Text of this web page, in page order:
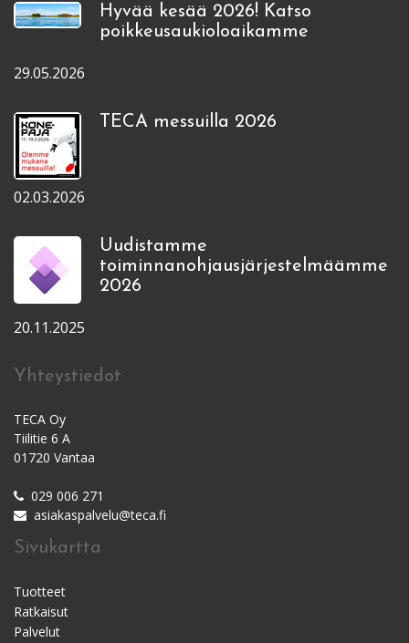
Hyvää kesää 2026! Katso
poikkeusaukioloaikamme
29.05.2026
TECA messuilla 2026
02.03.2026
Uudistamme
toiminnanohjausjärjestelmäämme
2026
20.11.2025
Yhteystiedot
TECA Oy
Tiilitie 6 A
01720 Vantaa
029 006 271
asiakaspalvelu@teca.fi
Sivukartta
Tuotteet
Ratkaisut
Palvelut